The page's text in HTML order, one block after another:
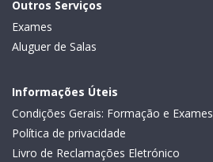
Outros Serviços
Exames
Aluguer de Salas
Informações Úteis
Condições Gerais: Formação e Exames
Política de privacidade
Livro de Reclamações Eletrónico